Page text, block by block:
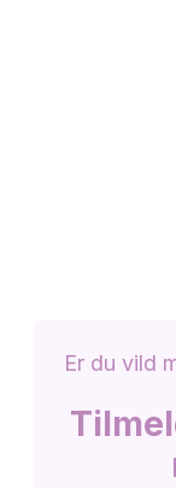
Er du vild